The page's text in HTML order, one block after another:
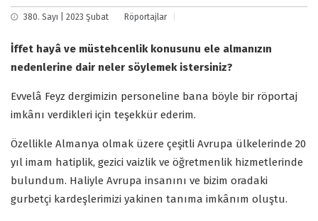
380. Sayı | 2023 Şubat Röportajlar
İffet hayâ ve müstehcenlik konusunu ele almanızın
nedenlerine dair neler söylemek istersiniz?
Evvelâ Feyz dergimizin personeline bana böyle bir röportaj
imkânı verdikleri için teşekkür ederim.
Özellikle Almanya olmak üzere çeşitli Avrupa ülkelerinde 20
yıl imam hatiplik, gezici vaizlik ve öğretmenlik hizmetlerinde
bulundum. Haliyle Avrupa insanını ve bizim oradaki
gurbetçi kardeşlerimizi yakinen tanıma imkânım oluştu.